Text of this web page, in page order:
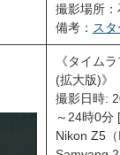
撮影場所
備考： ス
《タイム
(拡大版)》
撮影日時:
～24時0分
Nikon Z5（